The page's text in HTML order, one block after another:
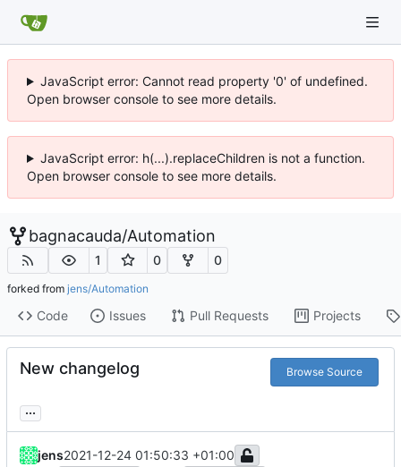
JavaScript error: Cannot read property '0' of undefined.
Open browser console to see more details.
JavaScript error: h(...).replaceChildren is not a function.
Open browser console to see more details.
bagnacauda/Automation
1 0 0
forked from jens/Automation
Code Issues Pull Requests Projects
New changelog Browse Source
...
jens2021-12-24 01:50:33 +01:00